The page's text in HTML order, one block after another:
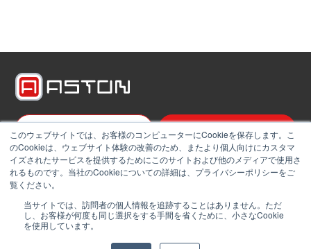
このウェブサイトでは、お客様のコンピューターにCookieを保存します。こ
のCookieは、ウェブサイト体験の改善のため、またより個人向けにカスタマ
イズされたサービスを提供するためにこのサイトおよび他のメディアで使用さ
れるものです。当社のCookieについての詳細は、プライバシーポリシーをご
覧ください。
当サイトでは、訪問者の個人情報を追跡することはありません。ただ
し、お客様が何度も同じ選択をする手間を省くために、小さなCookie
を使用しています。
資料請求一覧 お問い合わせ
サービス一覧
未来のBPOセンター